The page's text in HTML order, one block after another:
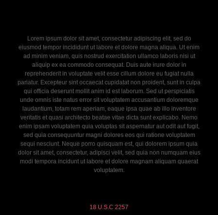
Lorem ipsum dolor sit amet, consectetur adipiscing elit, sed do
eiusmod tempor incididunt ut labore et dolore magna aliqua. Ut enim
ad minim veniam, quis nostrud exercitation ullamco laboris nisi ut
aliquip ex ea commodo consequat. Duis aute irure dolor in
reprehenderit in voluptate velit esse cillum dolore eu fugiat nulla
pariatur. Excepteur sint occaecat cupidatat non proident, sunt in culpa
qui officia deserunt mollit anim id est laborum. Sed ut perspiciatis
unde omnis iste natus error sit voluptatem accusantium doloremque
laudantium, totam rem aperiam, eaque ipsa quae ab illo inventore
veritatis et quasi architecto beatae vitae dicta sunt explicabo. Nemo
enim ipsam voluptatem quia voluptas sit aspernatur aut odit aut fugit,
sed quia consequuntur magni dolores eos qui ratione voluptatem
sequi nesciunt. Neque porro quisquam est, qui dolorem ipsum quia
dolor sit amet, consectetur, adipisci velit, sed quia non numquam eius
modi tempora incidunt ut labore et dolore magnam aliquam quaerat
voluptatem.
18 U.S.C 2257